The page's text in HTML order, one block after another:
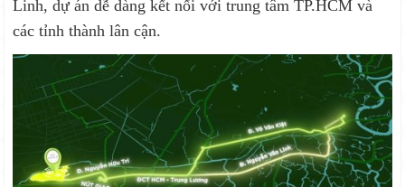
Linh, dự án dễ dàng kết nối với trung tâm TP.HCM và
các tỉnh thành lân cận.